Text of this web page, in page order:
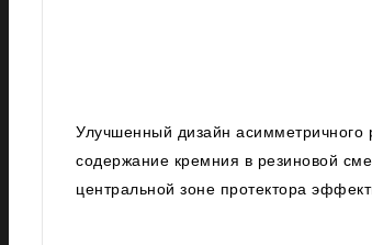
Улучшенный дизайн
содержание кремния в резиновой
центральной зоне протектора